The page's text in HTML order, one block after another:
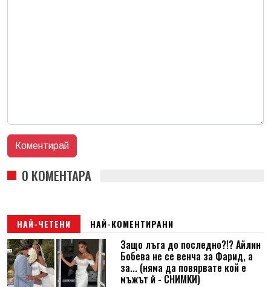
0 КОМЕНТАРА
НАЙ-ЧЕТЕНИ НАЙ-КОМЕНТИРАНИ
Защо лъга до последно?!? Айлин
Бобева не се венча за Фарид, а
за... (няма да повярвате кой е
мъжът й - СНИМКИ)